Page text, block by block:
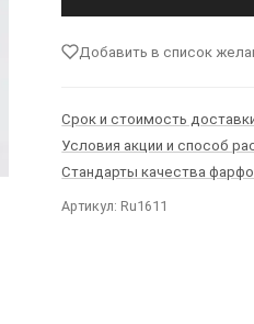
Добавить в список
Срок и стоимость
Условия акции и способ
Стандарты качества
Артикул: Ru1611